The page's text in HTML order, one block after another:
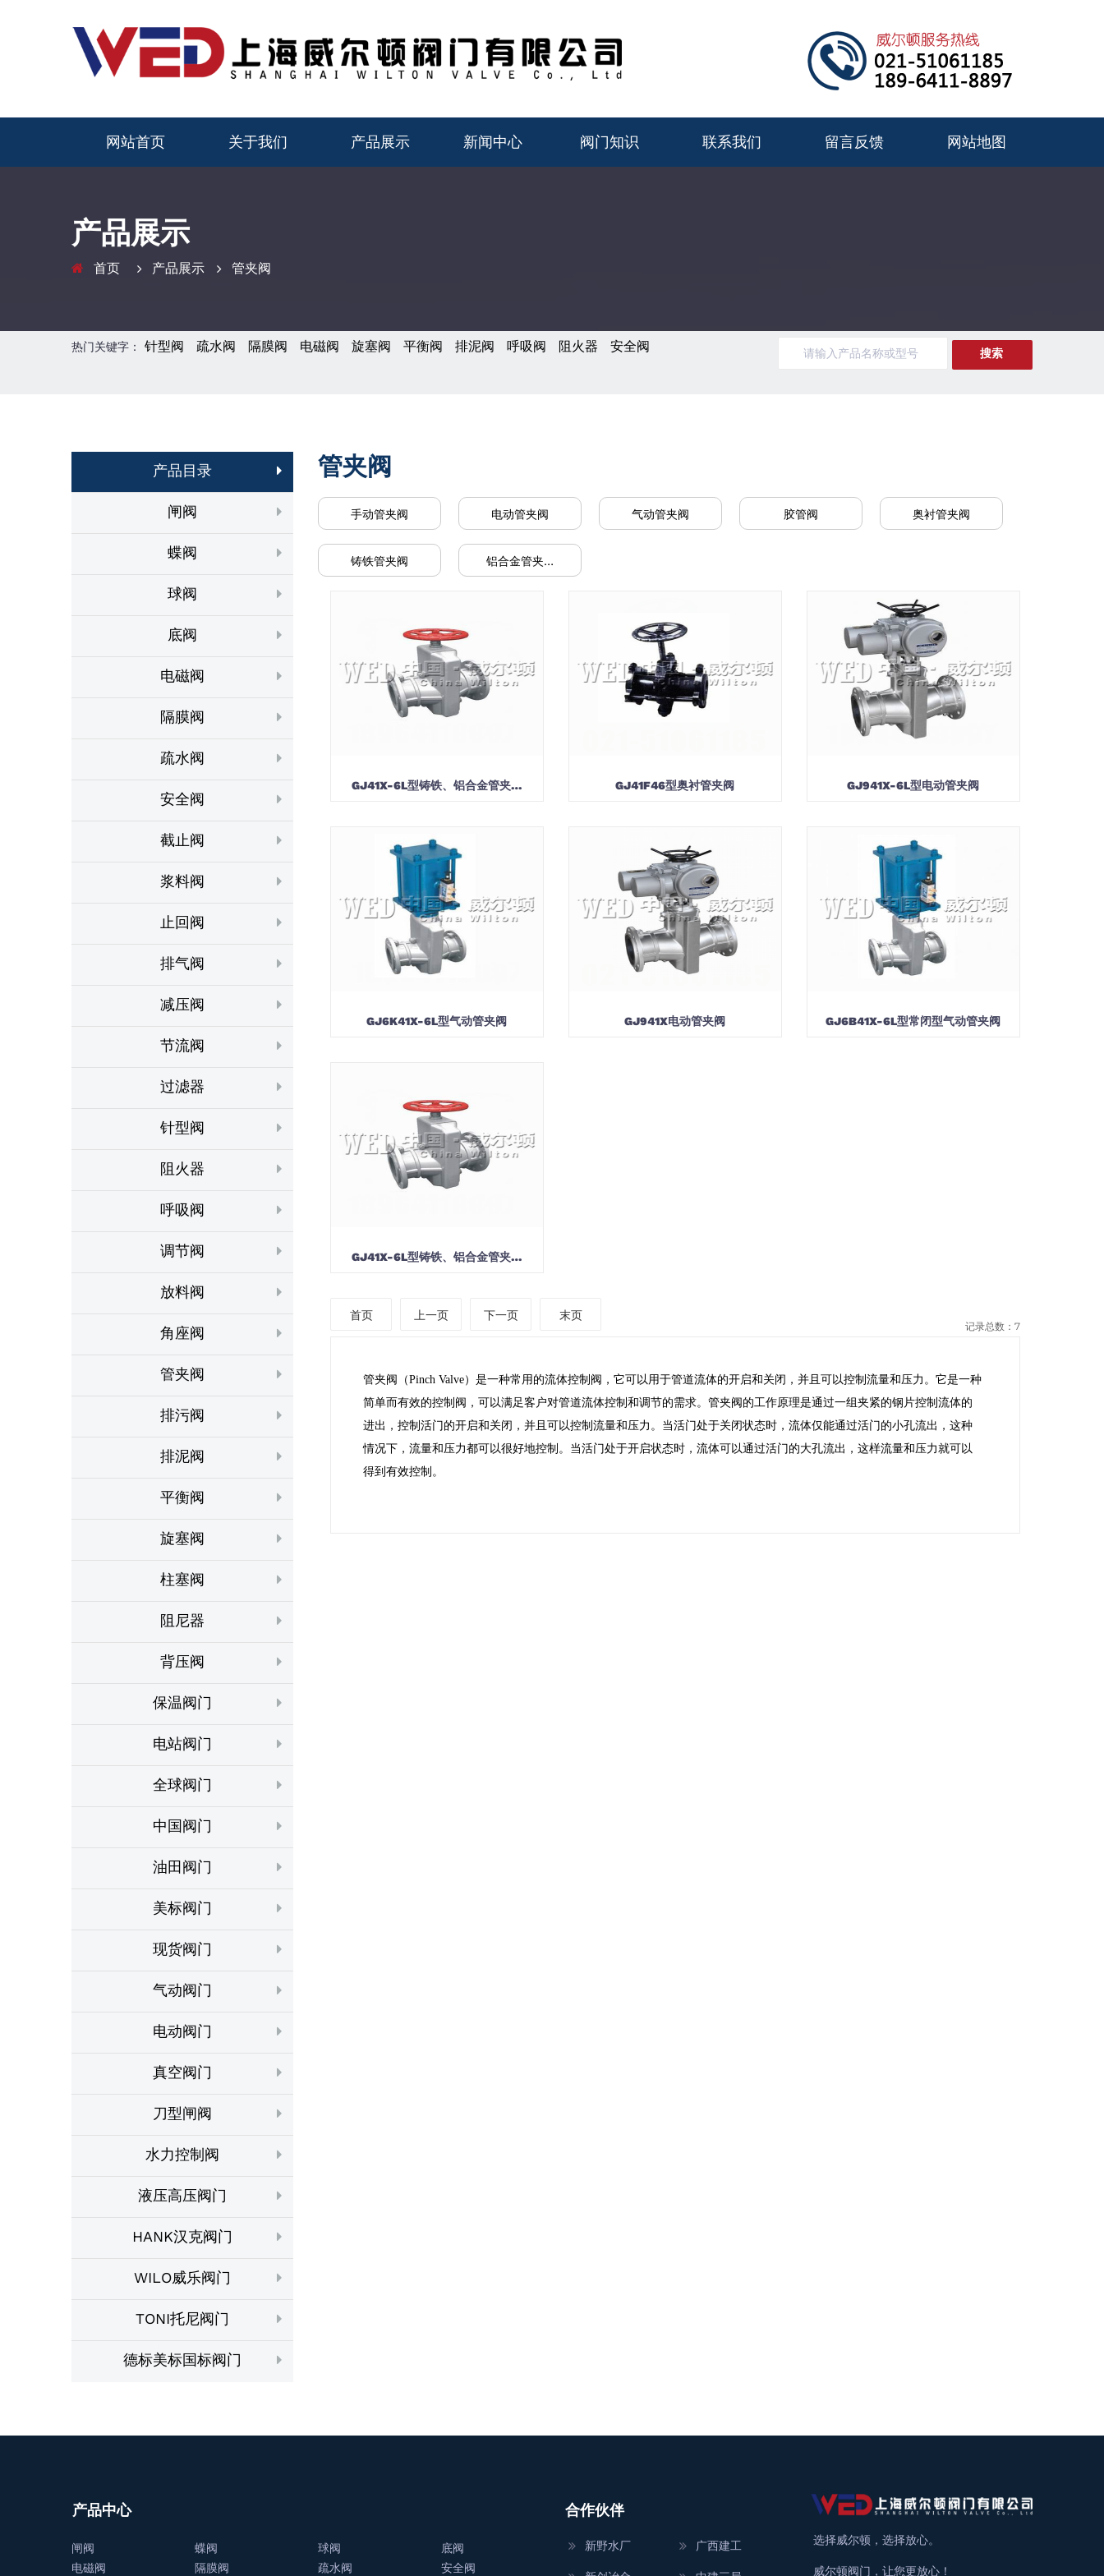
网站首页 关于我们 产品展示 新闻中心 阀门知识 联系我们 留言反馈 网站地图
产品展示
首页 产品展示 管夹阀
热门关键字： 针型阀 疏水阀 隔膜阀 电磁阀 旋塞阀 平衡阀 排泥阀 呼吸阀 阻火器 安全阀 搜索
产品目录
闸阀
蝶阀
球阀
底阀
电磁阀
隔膜阀
疏水阀
安全阀
截止阀
浆料阀
止回阀
排气阀
减压阀
节流阀
过滤器
针型阀
阻火器
呼吸阀
调节阀
放料阀
角座阀
管夹阀
排污阀
排泥阀
平衡阀
旋塞阀
柱塞阀
阻尼器
背压阀
保温阀门
电站阀门
全球阀门
中国阀门
油田阀门
美标阀门
现货阀门
气动阀门
电动阀门
真空阀门
刀型闸阀
水力控制阀
液压高压阀门
HANK汉克阀门
WILO威乐阀门
TONI托尼阀门
德标美标国标阀门
管夹阀
手动管夹阀 电动管夹阀 气动管夹阀 胶管阀 奥衬管夹阀
铸铁管夹阀 铝合金管夹…
GJ41X-6L型铸铁、铝合金管夹… GJ41F46型奥衬管夹阀 GJ941X-6L型电动管夹阀
GJ6K41X-6L型气动管夹阀 GJ941X电动管夹阀 GJ6B41X-6L型常闭型气动管夹阀
GJ41X-6L型铸铁、铝合金管夹…
首页 上一页 下一页 末页
记录总数：7
管夹阀
（Pinch Valve）是一种常用的流体控制阀，它可以用于管道流体的开启和关闭，并且可以控制流量和压力。它是一种
简单而有效的控制阀，可以满足客户对管道流体控制和调节的需求。管夹阀的工作原理是通过一组夹紧的钢片控制流体的
进出，控制活门的开启和关闭，并且可以控制流量和压力。当活门处于关闭状态时，流体仅能通过活门的小孔流出，这种
情况下，流量和压力都可以很好地控制。当活门处于开启状态时，流体可以通过活门的大孔流出，这样流量和压力就可以
得到有效控制。
产品中心
闸阀 蝶阀 球阀
底阀
电磁阀
隔膜阀 疏水阀 安全阀
合作伙伴
新野水厂 广西建工 选择威尔顿，选择放心。
威尔顿阀门，让您更放心！